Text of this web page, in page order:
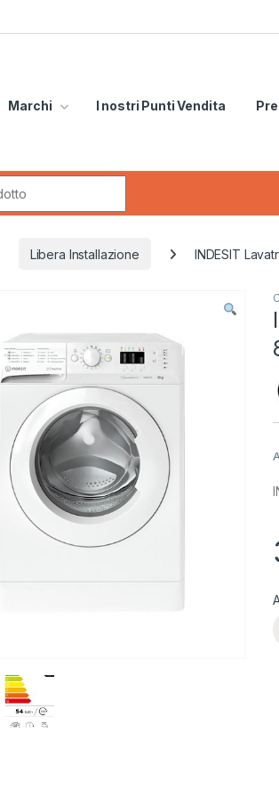
Marchi I nostri Punti Vendita
Libera Installazione INDESIT